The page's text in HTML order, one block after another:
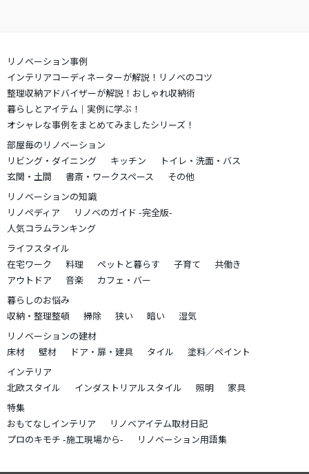
リノベーション事例
インテリアコーディネーターが解説！リノベのコツ
整理収納アドバイザーが解説！おしゃれ収納術
暮らしとアイテム｜実例に学ぶ！
オシャレな事例をまとめてみましたシリーズ！
部屋毎のリノベーション
リビング・ダイニング
キッチン
トイレ・洗面・バス
玄関・土間
書斎・ワークスペース
その他
リノベーションの知識
リノペディア
リノベのガイド -完全版-
人気コラムランキング
ライフスタイル
在宅ワーク
料理 ペットと暮らす 子育て
共働き
アウトドア
音楽
カフェ・バー
暮らしのお悩み
収納・整理整頓
掃除 狭い 暗い
湿気
リノベーションの建材
床材
壁材 ドア・扉・建具 タイル
塗料／ペイント
インテリア
北欧スタイル
インダストリアルスタイル 照明
家具
特集
おもてなしインテリア
リノベアイテム取材日記
プロのキモチ -施工現場から-
リノベーション用語集